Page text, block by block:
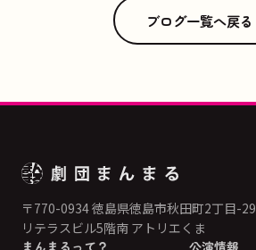
ブログ一覧へ戻る
〒770-0934 徳島県徳島市秋田町2丁目-29
リテラスビル5階南 アトリエくま
まんまるって？
公演情報